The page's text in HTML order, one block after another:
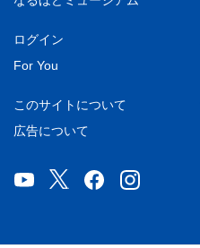
ログイン
For You
このサイトについて
広告について